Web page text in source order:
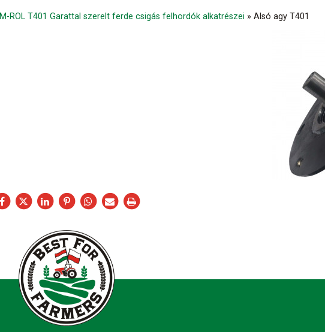
M-ROL T401 Garattal szerelt ferde csigás felhordók alkatrészei » Alsó agy T401